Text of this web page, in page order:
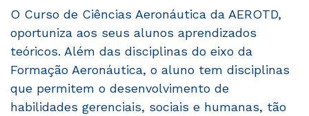
O Curso de Ciências Aeronáutica da AEROTD,
oportuniza aos seus alunos aprendizados
teóricos. Além das disciplinas do eixo da
Formação Aeronáutica, o aluno tem disciplinas
que permitem o desenvolvimento de
habilidades gerenciais, sociais e humanas, tão